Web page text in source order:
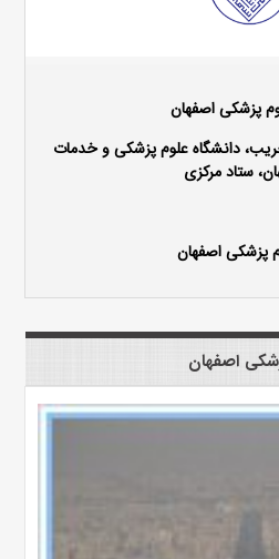
پزشکی اصفهان
دانشگاه علوم پزشکی و خدمات
ستاد مرکزی
پزشکی اصفهان
اصفهان